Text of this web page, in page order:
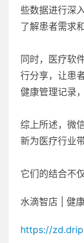
些数据进行深
了解患者需求
同时，医疗软
行分享，让患
健康管理记录
综上所述，微
新为医疗行业
它们的结合不
水滴智店 | 健
https://